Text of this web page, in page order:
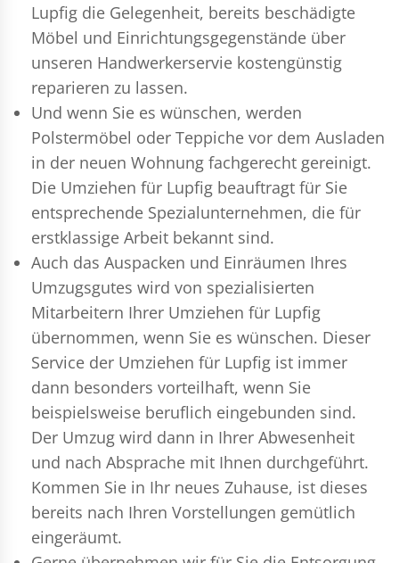
Lupfig die Gelegenheit, bereits beschädigte
Möbel und Einrichtungsgegenstände über
unseren Handwerkerservie kostengünstig
reparieren zu lassen.
Und wenn Sie es wünschen, werden
Polstermöbel oder Teppiche vor dem Ausladen
in der neuen Wohnung fachgerecht gereinigt.
Die Umziehen für Lupfig beauftragt für Sie
entsprechende Spezialunternehmen, die für
erstklassige Arbeit bekannt sind.
Auch das Auspacken und Einräumen Ihres
Umzugsgutes wird von spezialisierten
Mitarbeitern Ihrer Umziehen für Lupfig
übernommen, wenn Sie es wünschen. Dieser
Service der Umziehen für Lupfig ist immer
dann besonders vorteilhaft, wenn Sie
beispielsweise beruflich eingebunden sind.
Der Umzug wird dann in Ihrer Abwesenheit
und nach Absprache mit Ihnen durchgeführt.
Kommen Sie in Ihr neues Zuhause, ist dieses
bereits nach Ihren Vorstellungen gemütlich
eingeräumt.